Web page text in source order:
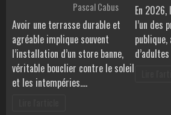
Pascal Cabus
Avoir une terrasse durable et
agréable implique souvent
l’installation d’un store banne,
véritable bouclier contre le soleil
et les intempéries.…
En 2026,
l’un des